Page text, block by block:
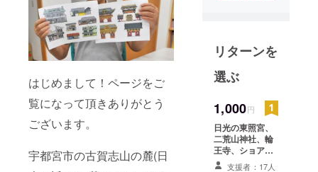
はじめまして！ページをご
覧になって頂きありがとう
ございます。
宇都宮市の古賀志山の麓(日
ですが、今
は宇都宮で
一番高い古
賀志山の麓
に住んでい
ます。好き
なものは、
朝顔と
リターンを
選ぶ
1,000円
日光の東照宮、
二荒山神社、輪
王寺、ショア天
蓋をイラスト化
支援者：17人